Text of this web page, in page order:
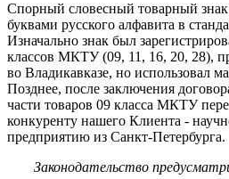
Спорный словесный товарный
буквами русского алфавита в
Изначально знак был
классов МКТУ (09, 11, 16, 20, 28),
во Владикавказе, но использовал
Позднее, после заключения
части товаров 09 класса МКТУ
конкуренту нашего Клиента -
предприятию из Санкт-Петербурга.
Законодательство